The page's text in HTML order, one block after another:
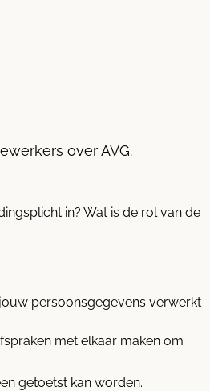
over AVG.
in? Wat is de rol van de
persoonsgegevens verwerkt
met elkaar maken om
getoetst kan worden.